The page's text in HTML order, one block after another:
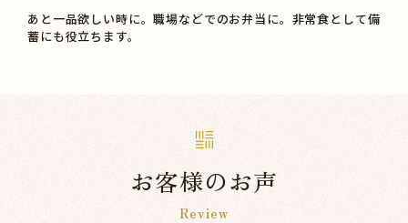
あと一品欲しい時に。職場などでのお弁当に。非常食として備
蓄にも役立ちます。
お客様のお声
Review